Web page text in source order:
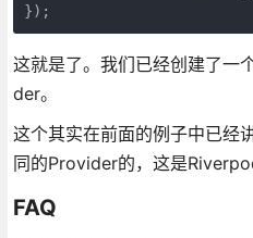
});
这就是了。我们已经创建了一
der。
这个其实在前面的例子中已经
同的Provider的，这是
FAQ